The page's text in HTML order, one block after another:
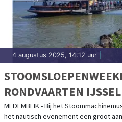
4 augustus 2025, 14:12 uur
RONDVAARTEN
AUGUSTUS
MEDEMBLIK - Bij het
het nautisch evenement een groot